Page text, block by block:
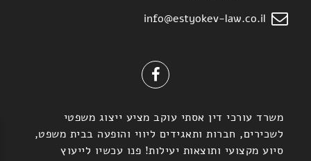
info@estyokev-law.co.il
משרד עורכי דין אסתי עוקב מציע ייצוג משפטי
לשכירים, חברות ותאגידים ליווי והופעה בבית משפט,
סיוע מקצועי ותוצאות יעילות! פנו עכשיו לייעוץ